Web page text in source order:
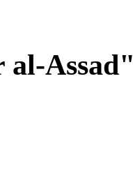
al-Assad"